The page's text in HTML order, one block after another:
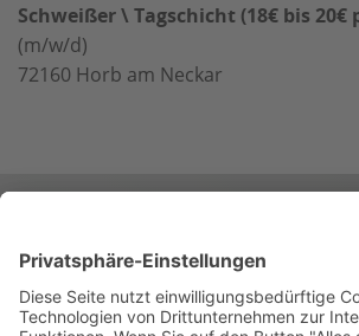
Schweißer \ Tagschicht (18€ bis 20€
(m/w/d)
72160 Horb am Neckar